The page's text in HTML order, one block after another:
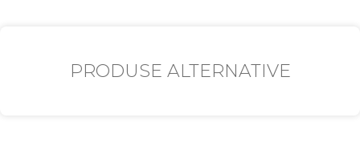
PRODUSE ALTERNATIVE